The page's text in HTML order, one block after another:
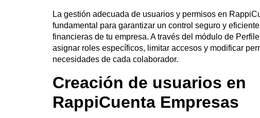
La gestión adecuada de usuarios y permisos en
fundamental para garantizar un control seguro y
financieras de tu empresa. A través del módulo de
asignar roles específicos, limitar accesos y modificar
necesidades de cada colaborador.
Creación de usuarios en
RappiCuenta Empresas